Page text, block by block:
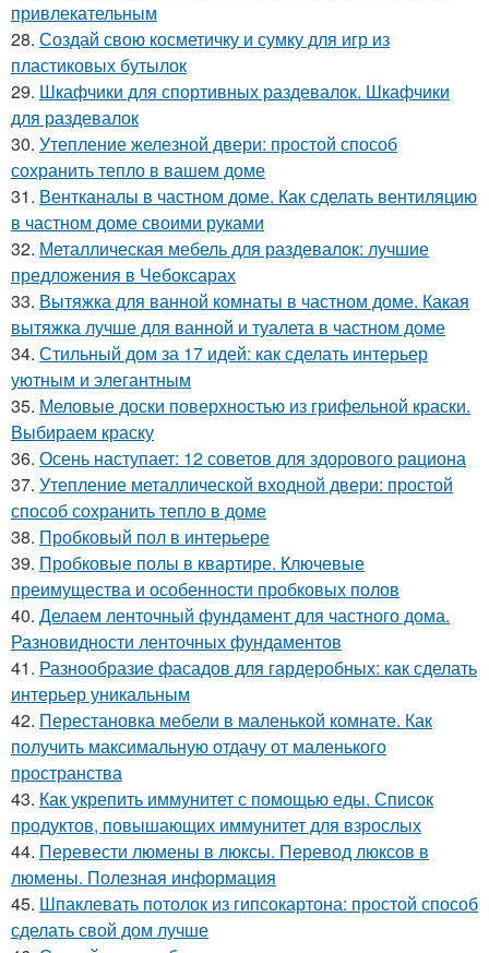
привлекательным
28. Создай свою косметичку и сумку для игр из
пластиковых бутылок
29. Шкафчики для спортивных раздевалок. Шкафчики
для раздевалок
30. Утепление железной двери: простой способ
сохранить тепло в вашем доме
31. Вентканалы в частном доме. Как сделать вентиляцию
в частном доме своими руками
32. Металлическая мебель для раздевалок: лучшие
предложения в Чебоксарах
33. Вытяжка для ванной комнаты в частном доме. Какая
вытяжка лучше для ванной и туалета в частном доме
34. Стильный дом за 17 идей: как сделать интерьер
уютным и элегантным
35. Меловые доски поверхностью из грифельной краски.
Выбираем краску
36. Осень наступает: 12 советов для здорового рациона
37. Утепление металлической входной двери: простой
способ сохранить тепло в доме
38. Пробковый пол в интерьере
39. Пробковые полы в квартире. Ключевые
преимущества и особенности пробковых полов
40. Делаем ленточный фундамент для частного дома.
Разновидности ленточных фундаментов
41. Разнообразие фасадов для гардеробных: как сделать
интерьер уникальным
42. Перестановка мебели в маленькой комнате. Как
получить максимальную отдачу от маленького
пространства
43. Как укрепить иммунитет с помощью еды. Список
продуктов, повышающих иммунитет для взрослых
44. Перевести люмены в люксы. Перевод люксов в
люмены. Полезная информация
45. Шпаклевать потолок из гипсокартона: простой способ
сделать свой дом лучше